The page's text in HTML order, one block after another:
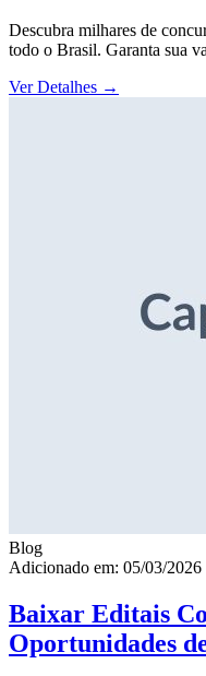
Descubra milhares de
todo o Brasil. Garanta sua
Ver Detalhes →
Blog
Adicionado em: 05/03/2026
Baixar Editais
Oportunidades